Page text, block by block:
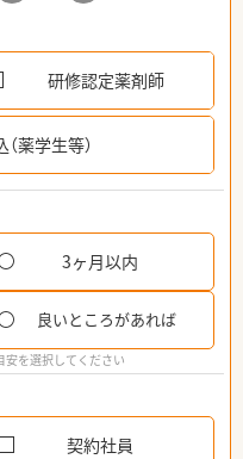
研修認定薬剤師
薬学生等）
3ヶ月以内
良いところがあれば
安を選択してください
契約社員